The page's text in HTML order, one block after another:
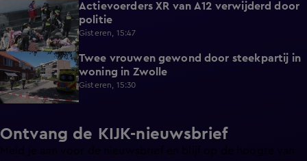
0:39
Actievoerders XR van A12 verwijderd door
politie
Gisteren, 15:47
0:45
Twee vrouwen gewond door steekpartij in
woning in Zwolle
Gisteren, 15:30
Ontvang de KIJK-nieuwsbrief